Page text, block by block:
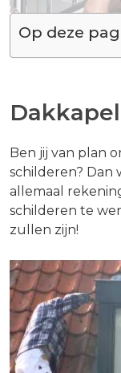
Op deze
Ben jij van plan
schilderen? Dan
allemaal
schilderen te
zullen zijn!